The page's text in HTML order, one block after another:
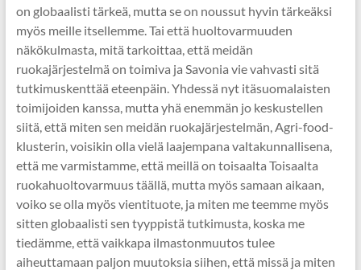
on globaalisti tärkeä, mutta se on noussut hyvin tärkeäksi
myös meille itsellemme. Tai että huoltovarmuuden
näkökulmasta, mitä tarkoittaa, että meidän
ruokajärjestelmä on toimiva ja Savonia vie vahvasti sitä
tutkimuskenttää eteenpäin. Yhdessä nyt itäsuomalaisten
toimijoiden kanssa, mutta yhä enemmän jo keskustellen
siitä, että miten sen meidän ruokajärjestelmän, Agri-food-
klusterin, voisikin olla vielä laajempana valtakunnallisena,
että me varmistamme, että meillä on toisaalta Toisaalta
ruokahuoltovarmuus täällä, mutta myös samaan aikaan,
voiko se olla myös vientituote, ja miten me teemme myös
sitten globaalisti sen tyyppistä tutkimusta, koska me
tiedämme, että vaikkapa ilmastonmuutos tulee
aiheuttamaan paljon muutoksia siihen, että missä ja miten